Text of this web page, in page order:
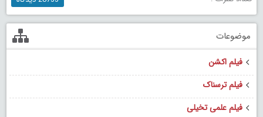
موضوعات
فیلم اکشن
فیلم ترسناک
فیلم علمی تخیلی